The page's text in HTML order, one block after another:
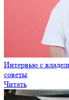
Интервью с
советы
Читать